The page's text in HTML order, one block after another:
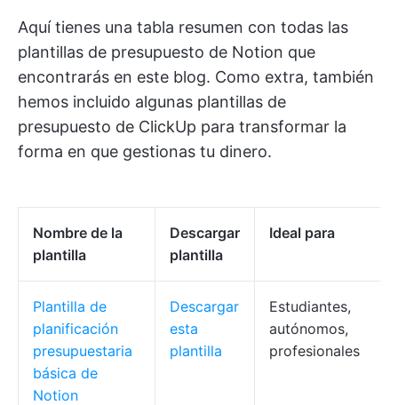
Aquí tienes una tabla resumen con todas las
plantillas de presupuesto de Notion que
encontrarás en este blog. Como extra, también
hemos incluido algunas plantillas de
presupuesto de ClickUp para transformar la
forma en que gestionas tu dinero.
Nombre de la
plantilla
Descargar
plantilla
Ideal para
Plantilla de
planificación
presupuestaria
básica de
Notion
Descargar
esta
plantilla
Estudiantes,
autónomos,
profesionales